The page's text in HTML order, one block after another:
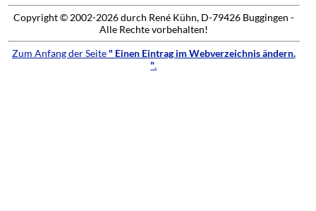
Copyright © 2002-2026 durch René Kühn, D-79426 Buggingen -
Alle Rechte vorbehalten!
Zum Anfang der Seite " Einen Eintrag im Webverzeichnis ändern.
".